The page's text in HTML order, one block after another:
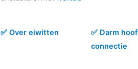
✅ Over eiwitten
✅ Darm
connectie